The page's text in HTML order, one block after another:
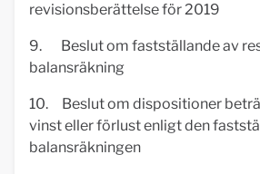
revisionsberättelse för 2019
9. Beslut om fastställande av
balansräkning
10. Beslut om dispositioner
vinst eller förlust enligt den
balansräkningen